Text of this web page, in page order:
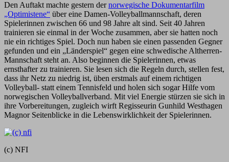
Den Auftakt machte gestern dernorwegische Dokumentarfilm
„Optimistene“ über eine Damen-Volleyballmannschaft, deren
Spielerinnen zwischen 66 und 98 Jahre alt sind. Seit 40 Jahren
trainieren sie einmal in der Woche zusammen, aber sie hatten noch
nie ein richtiges Spiel. Doch nun haben sie einen passenden Gegner
gefunden und ein „Länderspiel“ gegen eine schwedische Altherren-
Mannschaft steht an. Also beginnen die Spielerinnen, etwas
ernsthafter zu trainieren. Sie lesen sich die Regeln durch, stellen fest,
dass ihr Netz zu niedrig ist, üben erstmals auf einem richtigen
Volleyball- statt einem Tennisfeld und holen sich sogar Hilfe vom
norwegischen Volleyballverband. Mit viel Energie stürzen sie sich in
ihre Vorbereitungen, zugleich wirft Regisseurin Gunhild Westhagen
Magnor Seitenblicke in die Lebenswirklichkeit der Spielerinnen.
(c) NFI